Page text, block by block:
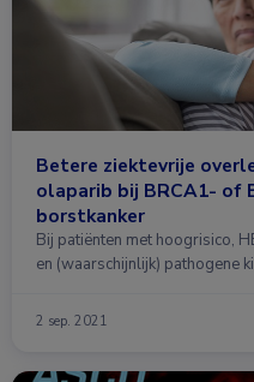
Betere ziektevrije
olaparib bij BRCA1- of
borstkanker
Bij patiënten met hoogrisico,
en (waarschijnlijk) pathogene
2 sep. 2021